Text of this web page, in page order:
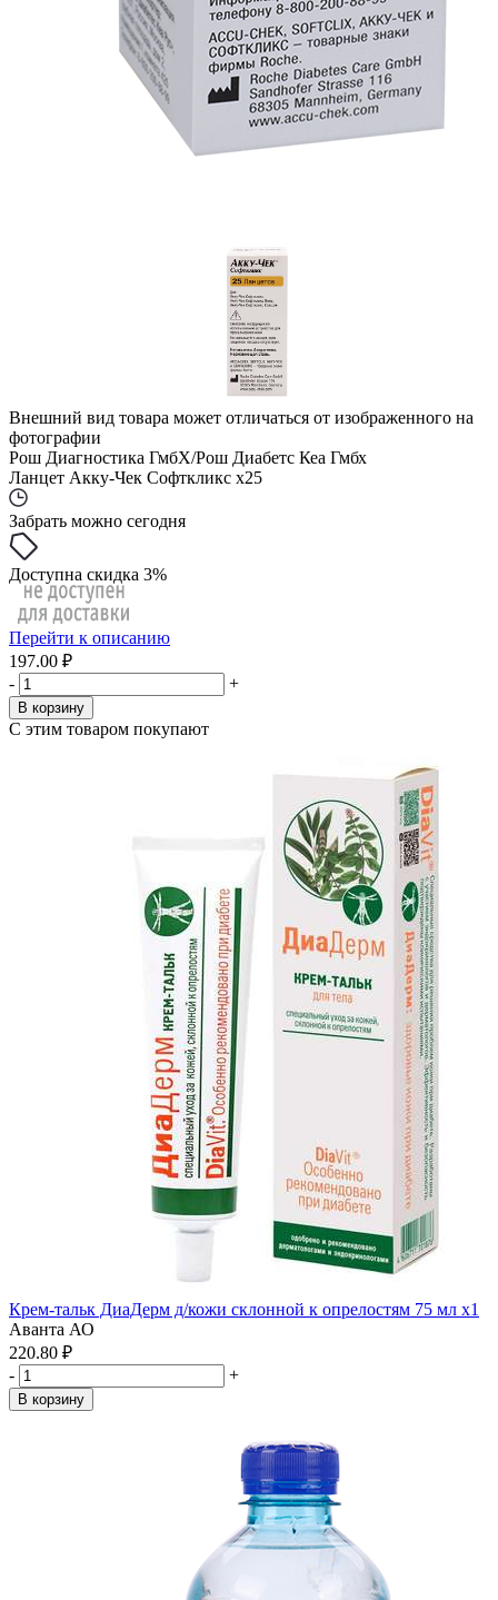
Внешний вид товара может отличаться от изображенного на
фотографии
Рош Диагностика ГмбХ/Рош Диабетс Кеа Гмбх
Ланцет Акку-Чек Софткликс x25
Забрать можно сегодня
Доступна скидка 3%
Перейти к описанию
197.00 ₽
-
+
В корзину
С этим товаром покупают
Крем-тальк ДиаДерм д/кожи склонной к опрелостям 75 мл x1
Аванта АО
220.80 ₽
-
+
В корзину